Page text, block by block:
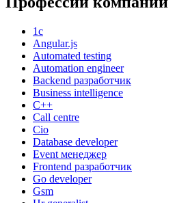
1с
Angular.js
Automated testing
Automation engineer
Backend разработчик
Business intelligence
C++
Call centre
Cio
Database developer
Event менеджер
Frontend разработчик
Go developer
Gsm